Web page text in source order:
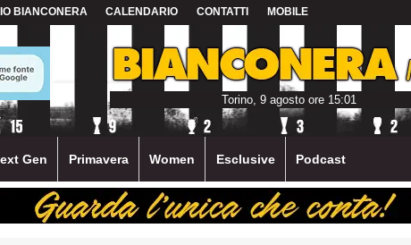
BIANCONERA CALENDARIO CONTATTI MOBILE
Torino, 9 agosto ore 15:01
Gen Primavera Women Esclusive Podcast